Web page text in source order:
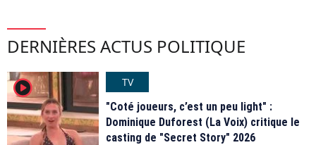
DERNIÈRES ACTUS POLITIQUE
player2
TV
"Coté joueurs, c’est un peu light" :
Dominique Duforest (La Voix) critique le
casting de "Secret Story" 2026